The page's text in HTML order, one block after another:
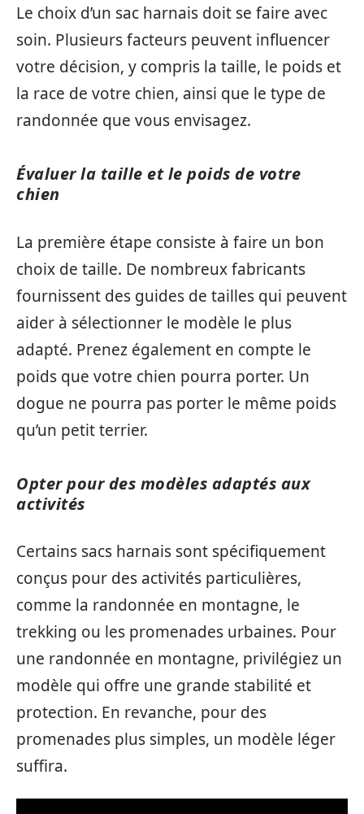
Le choix d’un sac harnais doit se faire avec
soin. Plusieurs facteurs peuvent influencer
votre décision, y compris la taille, le poids et
la race de votre chien, ainsi que le type de
randonnée que vous envisagez.
Évaluer la taille et le poids de votre
chien
La première étape consiste à faire un bon
choix de taille. De nombreux fabricants
fournissent des guides de tailles qui peuvent
aider à sélectionner le modèle le plus
adapté. Prenez également en compte le
poids que votre chien pourra porter. Un
dogue ne pourra pas porter le même poids
qu’un petit terrier.
Opter pour des modèles adaptés aux
activités
Certains sacs harnais sont spécifiquement
conçus pour des activités particulières,
comme la randonnée en montagne, le
trekking ou les promenades urbaines. Pour
une randonnée en montagne, privilégiez un
modèle qui offre une grande stabilité et
protection. En revanche, pour des
promenades plus simples, un modèle léger
suffira.